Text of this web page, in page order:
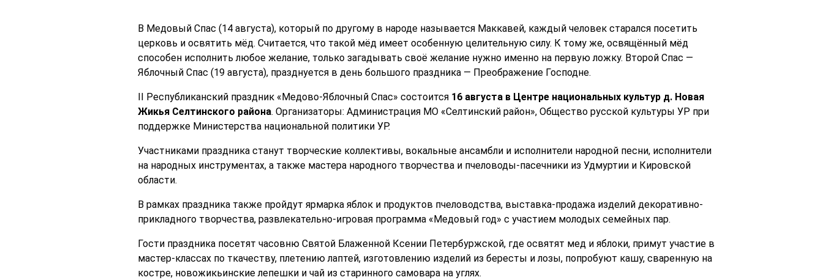
В Медовый Спас (14 августа), который по другому в народе называется Маккавей, каждый человек старался посетить
церковь и освятить мёд. Считается, что такой мёд имеет особенную целительную силу. К тому же, освящённый мёд
способен исполнить любое желание, только загадывать своё желание нужно именно на первую ложку. Второй Спас —
Яблочный Спас (19 августа), празднуется в день большого праздника — Преображение Господне.
II Республиканский праздник «Медово-Яблочный Спас» состоится 16 августа в Центре национальных культур д. Новая
Жикья Селтинского района. Организаторы: Администрация МО «Селтинский район», Общество русской культуры УР при
поддержке Министерства национальной политики УР.
Участниками праздника станут творческие коллективы, вокальные ансамбли и исполнители народной песни, исполнители
на народных инструментах, а также мастера народного творчества и пчеловоды-пасечники из Удмуртии и Кировской
области.
В рамках праздника также пройдут ярмарка яблок и продуктов пчеловодства, выставка-продажа изделий декоративно-
прикладного творчества, развлекательно-игровая программа «Медовый год» с участием молодых семейных пар.
Гости праздника посетят часовню Святой Блаженной Ксении Петербуржской, где освятят мед и яблоки, примут участие в
мастер-классах по ткачеству, плетению лаптей, изготовлению изделий из бересты и лозы, попробуют кашу, сваренную на
костре, новожикьинские лепешки и чай из старинного самовара на углях.